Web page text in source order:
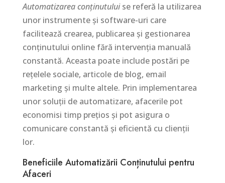
Automatizarea conținutuluise referă la utilizarea
unor instrumente și software-uri care
facilitează crearea, publicarea și gestionarea
conținutului online fără intervenția manuală
constantă. Aceasta poate include postări pe
rețelele sociale, articole de blog, email
marketing și multe altele. Prin implementarea
unor soluții de automatizare, afacerile pot
economisi timp prețios și pot asigura o
comunicare constantă și eficientă cu clienții
lor.
Beneficiile Automatizării Conținutului pentru
Afaceri